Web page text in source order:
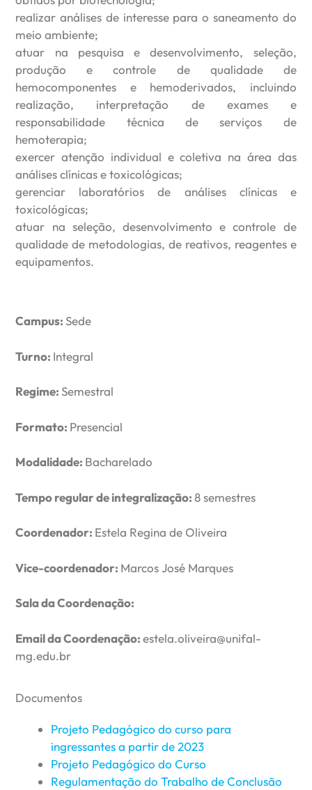
realizar análises de interesse para o saneamento do
meio ambiente;
atuar na pesquisa e desenvolvimento, seleção,
produção e controle de qualidade de
hemocomponentes e hemoderivados, incluindo
realização, interpretação de exames e
responsabilidade técnica de serviços de
hemoterapia;
exercer atenção individual e coletiva na área das
análises clínicas e toxicológicas;
gerenciar laboratórios de análises clínicas e
toxicológicas;
atuar na seleção, desenvolvimento e controle de
qualidade de metodologias, de reativos, reagentes e
equipamentos.
Campus: Sede
Turno: Integral
Regime: Semestral
Formato: Presencial
Modalidade: Bacharelado
Tempo regular de integralização:8 semestres
Coordenador: Estela Regina de Oliveira
Vice-coordenador: Marcos José Marques
Sala da Coordenação:
Email da Coordenação:estela.oliveira@unifal-
mg.edu.br
Documentos
Projeto Pedagógico do curso para
ingressantes a partir de 2023
Projeto Pedagógico do Curso
Regulamentação do Trabalho de Conclusão